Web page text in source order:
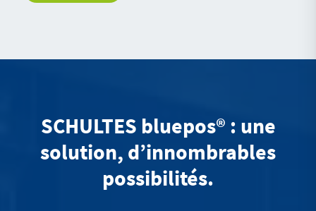
SCHULTES bluepos® : une
solution, d’innombrables
possibilités.